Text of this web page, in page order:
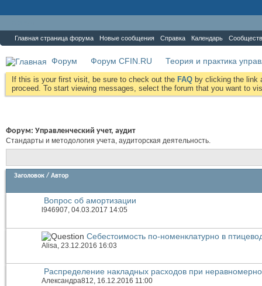
Главная страница форума Новые сообщения Справка Календарь
Форум Форум CFIN.RU Теория и практика
If this is your first visit, be sure to check out the FAQ by clicking the link
proceed. To start viewing messages, select the forum that you want to
Форум: Управленческий учет, аудит
Стандарты и методология учета, аудиторская деятельность.
Заголовок / Автор
Вопрос об амортизации
l946907, 04.03.2017 14:05
Себестоимость по-номенклатурно в
Alisa, 23.12.2016 16:03
Распределение накладных расходов при
Александра812, 16.12.2016 11:00